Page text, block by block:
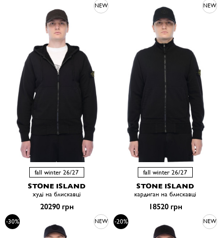
NEW
fall winter 26/27
STONE ISLAND
худі на блискавці
20290 грн
NEW
fall winter 26/27
STONE ISLAND
кардиган на блискавці
18520 грн
-30% NEW -20% NEW